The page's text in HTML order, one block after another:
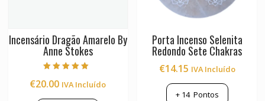
Incensário Dragão Amarelo By
Anne Stokes
5.00
€20.00 IVA Incluído
Porta Incenso Selenita
Redondo Sete Chakras
€14.15 IVA Incluído
+ 14Pontos